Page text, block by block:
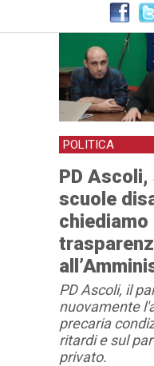
POLITICA
PD
scuole
PD Ascoli, il
nuovamente
precaria
ritardi e sul
privato.